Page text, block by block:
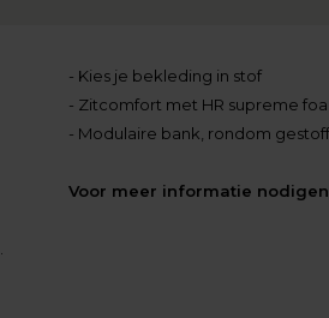
- Kies je bekleding in stof
- Zitcomfort met HR supreme
- Modulaire bank, rondom
Voor meer informatie